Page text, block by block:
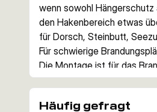
wenn sowohl
den Hakenbereich etwas
für Dorsch, Steinbutt,
Für schwierige
Die Montage ist für das
Grundmontagen leicht
Vormontiertes
Häufig gefragt